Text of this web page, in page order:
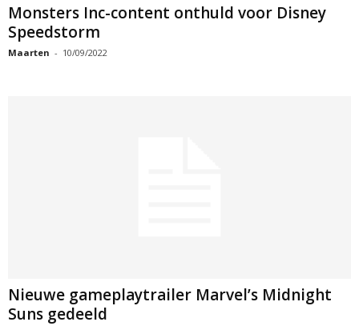
Monsters Inc-content onthuld voor Disney
Speedstorm
Maarten - 10/09/2022
Nieuwe gameplaytrailer Marvel’s Midnight
Suns gedeeld